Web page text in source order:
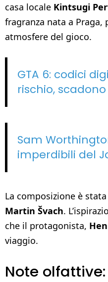
casa locale Kintsugi
fragranza nata a Praga,
atmosfere del gioco.
GTA 6: codici
rischio,
Sam
imperdibili del
La composizione è
Martin Švach.
che il protagonista,
viaggio.
Note